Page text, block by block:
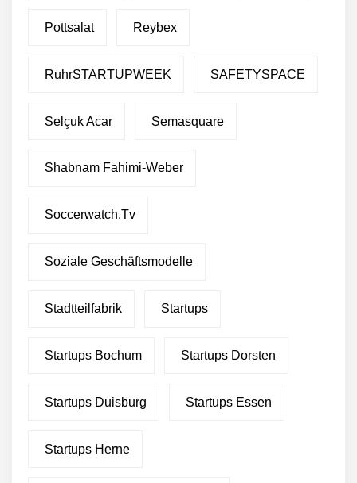
Pottsalat Reybex
RuhrSTARTUPWEEK SAFETYSPACE
Selçuk Acar Semasquare
Shabnam Fahimi-Weber
Soccerwatch.tv
Soziale Geschäftsmodelle
Stadtteilfabrik Startups
Startups Bochum Startups Dorsten
Startups Duisburg Startups Essen
Startups Herne